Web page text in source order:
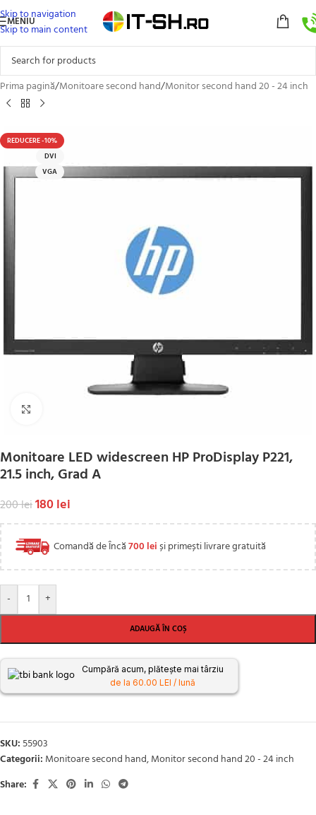
Skip to navigation
Skip to main content
MENIU
Prima pagină/Monitoare second hand/Monitor second hand 20 - 24 inch
REDUCERE -10%
DVI
VGA
Monitoare LED widescreen HP ProDisplay P221,
21.5 inch, Grad A
200lei180lei
Comandă de Încă700 leiși primești livrare gratuită
- +
ADAUGĂ ÎN COȘ
Cumpără acum, plătește mai târziu
de la 60.00 LEI / lună
SKU: 55903
Categorii: Monitoare second hand,Monitor second hand 20 - 24 inch
Share: